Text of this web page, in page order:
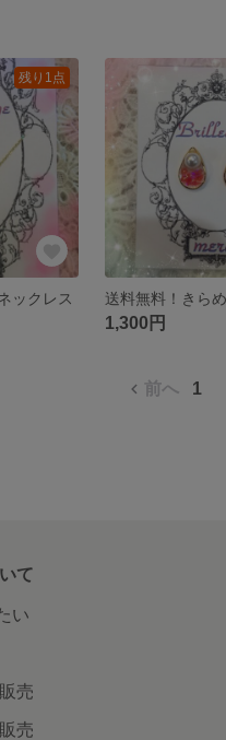
残り1点
ックレス
1,300円
前へ 1
て
い
売
売